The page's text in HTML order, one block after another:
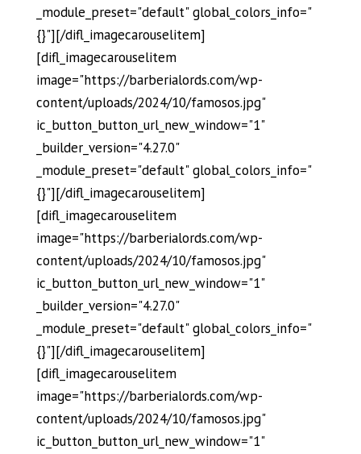
_module_preset="default" global_colors_info="
{}"][/difl_imagecarouselitem]
[difl_imagecarouselitem
image="https://barberialords.com/wp-
content/uploads/2024/10/famosos.jpg"
ic_button_button_url_new_window="1"
_builder_version="4.27.0"
_module_preset="default" global_colors_info="
{}"][/difl_imagecarouselitem]
[difl_imagecarouselitem
image="https://barberialords.com/wp-
content/uploads/2024/10/famosos.jpg"
ic_button_button_url_new_window="1"
_builder_version="4.27.0"
_module_preset="default" global_colors_info="
{}"][/difl_imagecarouselitem]
[difl_imagecarouselitem
image="https://barberialords.com/wp-
content/uploads/2024/10/famosos.jpg"
ic_button_button_url_new_window="1"